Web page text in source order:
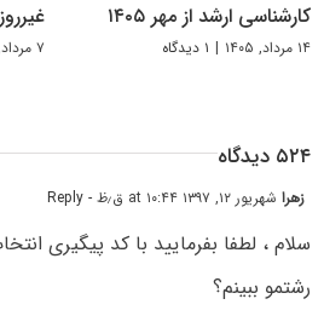
کارشناسی ارشد از مهر ۱۴۰۵
۱۴ مرداد, ۱۴۰۵ | ۱ دیدگاه ۷ مرداد, ۱۴۰۵
۵۲۴ دیدگاه
زهراشهریور ۱۲, ۱۳۹۷ at ۱۰:۴۴ ق٫ظ - Reply
سلام ، لطفا بفرمایید با کد پیگیری
رشتمو ببینم؟